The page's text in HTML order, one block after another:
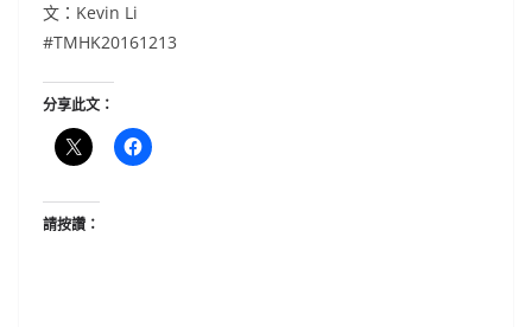
文：Kevin Li
#TMHK20161213
分享此文：
請按讚：